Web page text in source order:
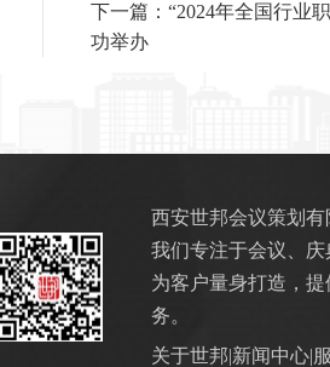
下一篇：“2024年全国行业
功举办
西安世邦会议策划有
我们专注于会议、
为客户量身打造，
务。
关于世邦|新闻中心|